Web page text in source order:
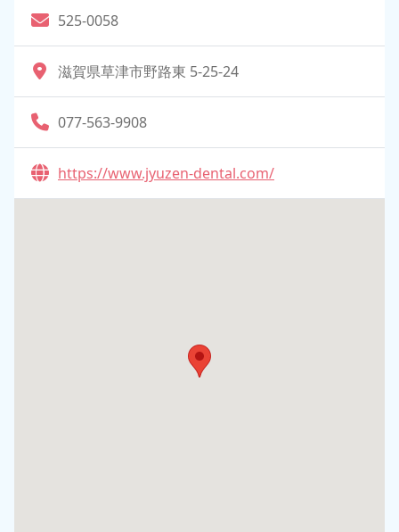
525-0058
滋賀県草津市野路東 5-25-24
077-563-9908
https://www.jyuzen-dental.com/